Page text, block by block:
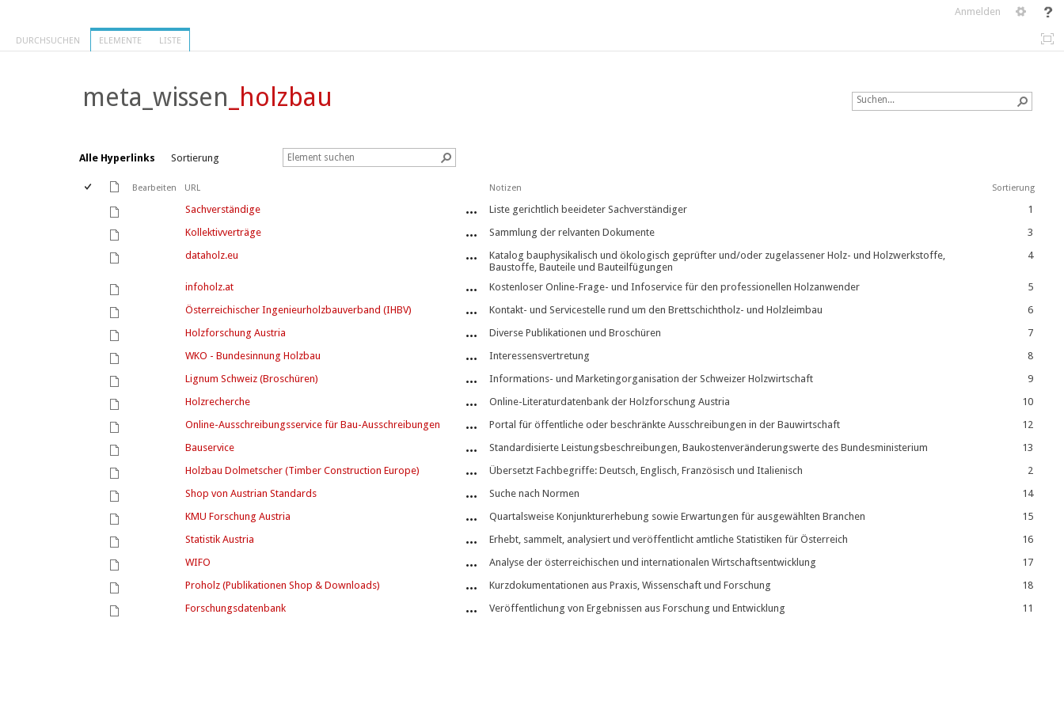
Anmelden
DURCHSUCHEN ELEMENTE LISTE
meta_wissen _holzbau
Alle Hyperlinks Sortierung
Bearbeiten URL Notizen Sortierung
Sachverständige Liste gerichtlich beeideter Sachverständiger
1
Kollektivverträge
Sammlung der relvanten Dokumente
3
dataholz.eu
Katalog bauphysikalisch und ökologisch geprüfter und/oder zugelassener Holz- und Holzwerkstoffe,
Baustoffe, Bauteile und Bauteilfügungen
4
infoholz.at Kostenloser Online-Frage- und Infoservice für den professionellen Holzanwender
5
Österreichischer Ingenieurholzbauverband (IHBV)
Kontakt- und Servicestelle rund um den Brettschichtholz- und Holzleimbau
6
Holzforschung Austria
Diverse Publikationen und Broschüren
7
WKO - Bundesinnung Holzbau
Interessensvertretung
8
Lignum Schweiz (Broschüren)
Informations- und Marketingorganisation der Schweizer Holzwirtschaft
9
Holzrecherche
Online-Literaturdatenbank der Holzforschung Austria
10
Online-Ausschreibungsservice für Bau-Ausschreibungen
Portal für öffentliche oder beschränkte Ausschreibungen in der Bauwirtschaft
12
Bauservice
Standardisierte Leistungsbeschreibungen, Baukostenveränderungswerte des Bundesministerium
13
Holzbau Dolmetscher (Timber Construction Europe)
Übersetzt Fachbegriffe: Deutsch, Englisch, Französisch und Italienisch
2
Shop von Austrian Standards
Suche nach Normen
14
KMU Forschung Austria
Quartalsweise Konjunkturerhebung sowie Erwartungen für ausgewählten Branchen
15
Statistik Austria
Erhebt, sammelt, analysiert und veröffentlicht amtliche Statistiken für Österreich
16
WIFO
Analyse der österreichischen und internationalen Wirtschaftsentwicklung
17
Proholz (Publikationen Shop & Downloads)
Kurzdokumentationen aus Praxis, Wissenschaft und Forschung
18
Forschungsdatenbank
Veröffentlichung von Ergebnissen aus Forschung und Entwicklung 11